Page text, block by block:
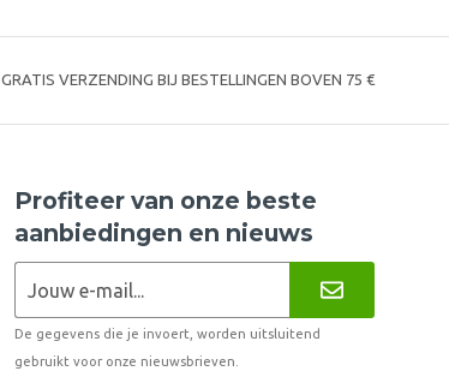
GRATIS VERZENDING BIJ BESTELLINGEN BOVEN 75 €
Profiteer van onze beste
aanbiedingen en nieuws
De gegevens die je invoert, worden uitsluitend
gebruikt voor onze nieuwsbrieven.